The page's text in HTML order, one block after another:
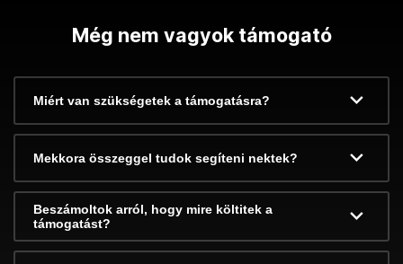
Még nem vagyok támogató
Miért van szükségetek a támogatásra?
Mekkora összeggel tudok segíteni nektek?
Beszámoltok arról, hogy mire költitek a
támogatást?